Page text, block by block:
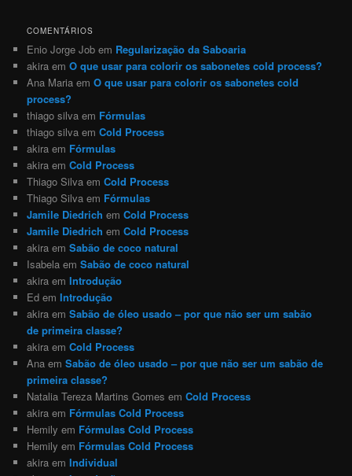
COMENTÁRIOS
Enio Jorge Job em Regularização da Saboaria
akira emO que usar para colorir os sabonetes cold process?
Ana Maria emO que usar para colorir os sabonetes cold
process?
thiago silva em Fórmulas
thiago silva emCold Process
akira em Fórmulas
akira emCold Process
Thiago Silva emCold Process
Thiago Silva em Fórmulas
Jamile Diedrich emCold Process
Jamile Diedrich emCold Process
akira emSabão de coco natural
Isabela emSabão de coco natural
akira emIntrodução
Ed emIntrodução
akira emSabão de óleo usado – por que não ser um sabão
de primeira classe?
akira emCold Process
Ana emSabão de óleo usado – por que não ser um sabão de
primeira classe?
Natalia Tereza Martins Gomes emCold Process
akira em Fórmulas Cold Process
Hemily em Fórmulas Cold Process
Hemily em Fórmulas Cold Process
akira emIndividual